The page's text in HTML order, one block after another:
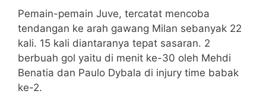
Pemain-pemain Juve, tercatat mencoba
tendangan ke arah gawang Milan sebanyak 22
kali. 15 kali diantaranya tepat sasaran. 2
berbuah gol yaitu di menit ke-30 oleh Mehdi
Benatia dan Paulo Dybala di injury time babak
ke-2.